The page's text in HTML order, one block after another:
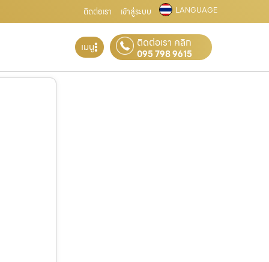
ติดต่อเรา เข้าสู่ระบบ LANGUAGE
เมนู ติดต่อเรา คลิก
095 798 9615